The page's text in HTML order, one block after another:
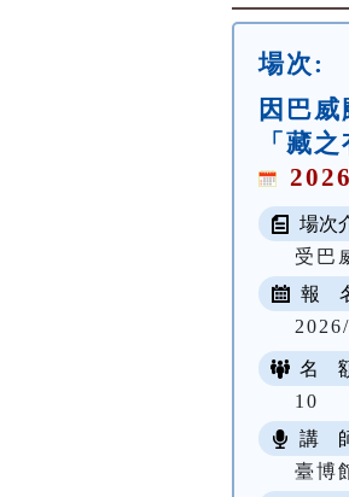
場次:
因巴
「藏
場次
受巴
報
名
10
講
臺博